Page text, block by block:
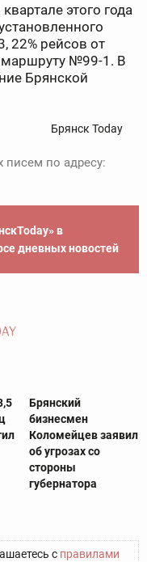
этого года
22% рейсов от
маршруту №99-1. В
Брянской
Брянск Today
писем по адресу:
в
дневных новостей
Брянский
бизнесмен
Коломейцев заявил
об угрозах со
стороны
губернатора
с правилами